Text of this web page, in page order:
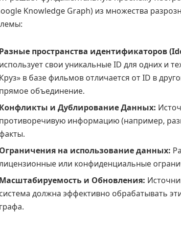
Knowledge Graph) из множества
Разные пространства идентификаторов
использует свои уникальные ID для одних и
Круз» в базе фильмов отличается от ID в
прямое объединение.
Конфликты и Дублирование Данных:
противоречивую информацию (например,
Ограничения на использование данных:
или конфиденциальные
Масштабируемость и Обновления:
система должна эффективно обрабатывать
графа.